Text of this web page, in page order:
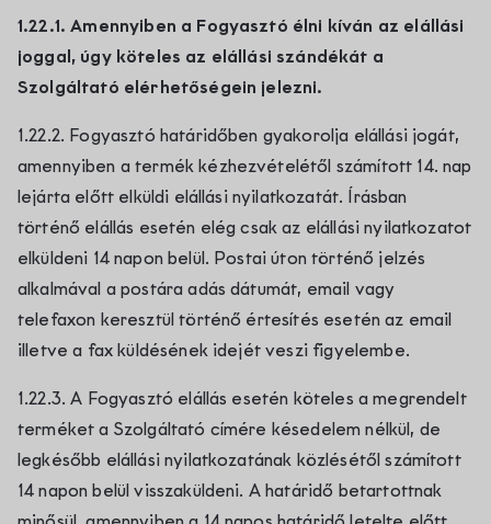
1.22.1. Amennyiben a Fogyasztó élni kíván az elállási
joggal, úgy köteles az elállási szándékát a
Szolgáltató elérhetőségein jelezni.
1.22.2. Fogyasztó határidőben gyakorolja elállási jogát,
amennyiben a termék kézhezvételétől számított 14. nap
lejárta előtt elküldi elállási nyilatkozatát. Írásban
történő elállás esetén elég csak az elállási nyilatkozatot
elküldeni 14 napon belül. Postai úton történő jelzés
alkalmával a postára adás dátumát, email vagy
telefaxon keresztül történő értesítés esetén az email
illetve a fax küldésének idejét veszi figyelembe.
1.22.3. A Fogyasztó elállás esetén köteles a megrendelt
terméket a Szolgáltató címére késedelem nélkül, de
legkésőbb elállási nyilatkozatának közlésétől számított
14 napon belül visszaküldeni. A határidő betartottnak